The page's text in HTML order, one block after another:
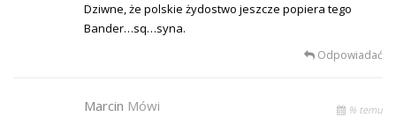
Dziwne, że polskie żydostwo jeszcze popiera tego
Bander…sq…syna.
Odpowiadać
Marcin Mówi % temu